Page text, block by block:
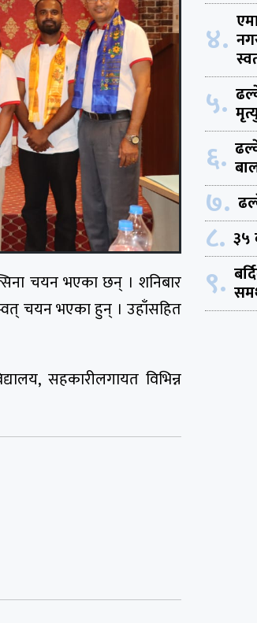
चयन भएका छन् । शनिबार
चयन भएका हुन् । उहाँसहित
सहकारीलगायत विभिन्न
४.
५.
६.
७.
८. ३५
९.